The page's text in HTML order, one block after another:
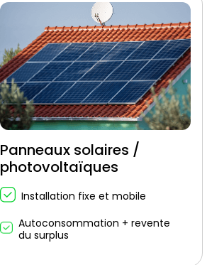
Panneaux solaires /
photovoltaïques
Installation fixe et mobile
Autoconsommation + revente
du surplus